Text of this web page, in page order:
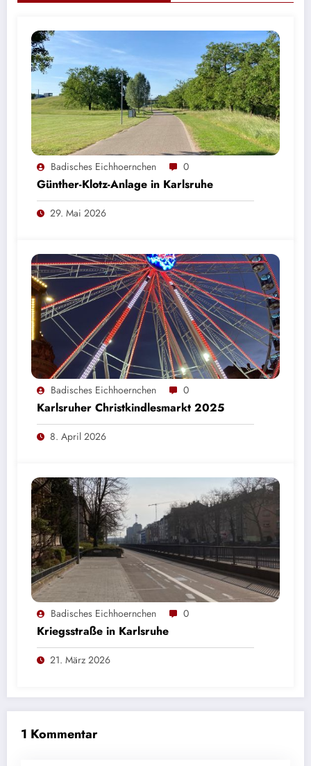
Badisches Eichhoernchen 0
Günther-Klotz-Anlage in Karlsruhe
29. Mai 2026
Badisches Eichhoernchen 0
Karlsruher Christkindlesmarkt 2025
8. April 2026
Badisches Eichhoernchen 0
Kriegsstraße in Karlsruhe
21. März 2026
1 Kommentar